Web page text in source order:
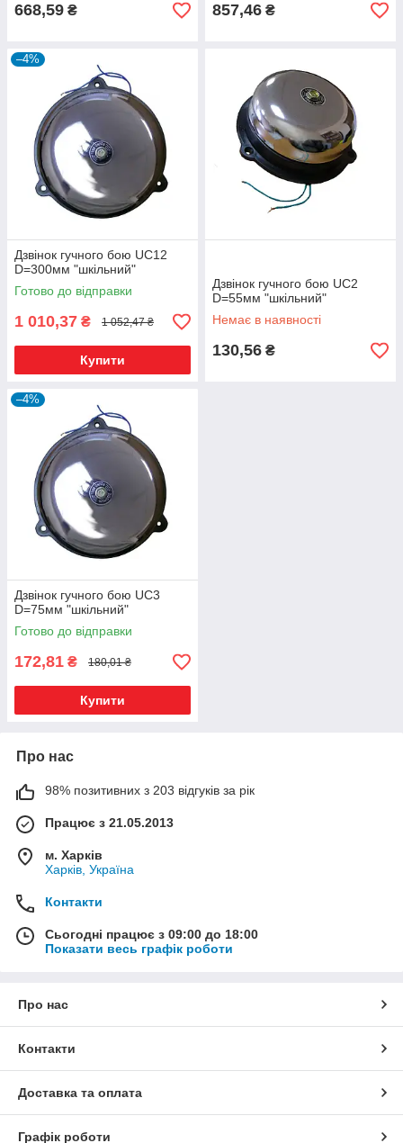
668,59 ₴ 857,46 ₴
–4%
Дзвінок гучного бою UC12
D=300мм "шкільний"
Готово до відправки
1 010,37 ₴ 1 052,47 ₴
Купити
Дзвінок гучного бою UC2
D=55мм "шкільний"
Немає в наявності
130,56 ₴
–4%
Дзвінок гучного бою UC3
D=75мм "шкільний"
Готово до відправки
172,81 ₴ 180,01 ₴
Купити
Про нас
98% позитивних з 203 відгуків за рік
Працює з 21.05.2013
м. Харків
Харків, Україна
Контакти
Сьогодні працює з 09:00 до 18:00
Показати весь графік роботи
Про нас
Контакти
Доставка та оплата
Графік роботи